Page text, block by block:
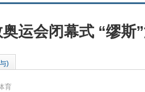
运会闭幕式 “缪斯
)
育